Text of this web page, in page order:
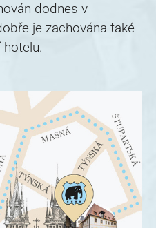
dodnes v
je zachována také